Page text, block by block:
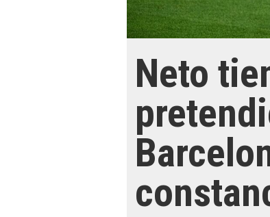
Neto